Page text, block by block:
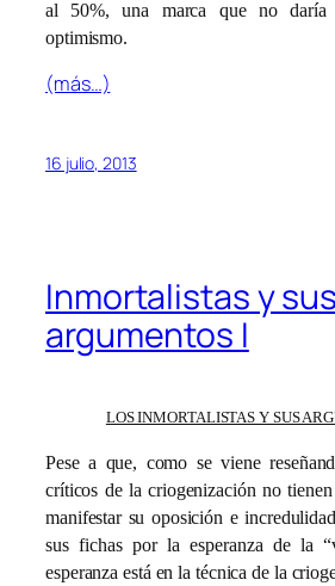
al 50%, una marca que no daría
optimismo.
(más…)
16 julio, 2013
Inmortalistas y sus
argumentos I
LOS INMORTALISTAS Y SUS
Pese a que, como se viene
críticos de la criogenización no
manifestar su oposición e
sus fichas por la esperanza de la
esperanza está en la técnica de la